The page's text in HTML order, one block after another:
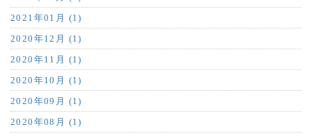
2021年01月 (1)
2020年12月 (1)
2020年11月 (1)
2020年10月 (1)
2020年09月 (1)
2020年08月 (1)